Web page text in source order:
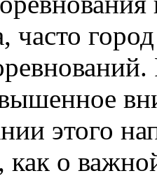
часто
этого
как о